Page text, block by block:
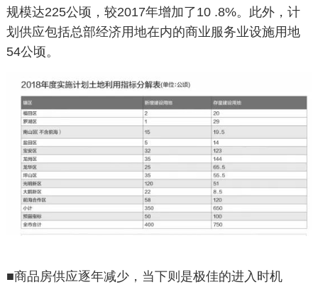
规模达225公顷，较2017年增加了10 .8%。此外，计
划供应包括总部经济用地在内的商业服务业设施用地
54公顷。
■商品房供应逐年减少，当下则是极佳的进入时机